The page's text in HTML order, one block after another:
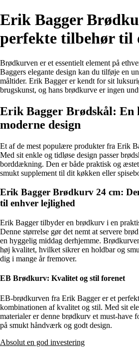
Erik Bagger
perfekte tilbehør til
Brødkurven er et essentielt element på
Baggers elegante design kan du tilføje en
måltider. Erik Bagger er kendt for sit
brugskunst, og hans brødkurve er ingen
Erik Bagger Brødskål: En
moderne design
Et af de mest populære produkter fra Erik
Med sit enkle og tidløse design passer
borddækning. Den er både praktisk og
smukt supplement til dit køkken eller
Erik Bagger Brødkurv 24 cm:
til enhver lejlighed
Erik Bagger tilbyder en brødkurv i en
Denne størrelse gør det nemt at servere
en hyggelig middag derhjemme.
høj kvalitet, hvilket sikrer en holdbar og
dig i mange år fremover.
EB Brødkurv: Kvalitet og stil forenet
EB-brødkurven fra Erik Bagger er et
kombinationen af kvalitet og stil. Med sit
materialer er denne brødkurv et must-have
på smukt håndværk og godt design.
Absolut en god investering